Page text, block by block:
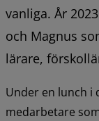
vanliga. År
och Magnus
lärare,
Under en lunch i
medarbetare